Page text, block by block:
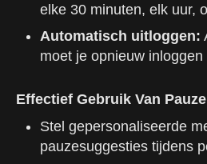
elke 30 minuten, elk uur,
Automatisch uitloggen:
moet je opnieuw
Effectief Gebruik Van
Stel gepersonaliseerde
pauzesuggesties tijdens